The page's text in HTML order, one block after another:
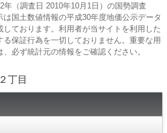
（調査日 2010年10月1日）の国勢調査
は国土数値情報の平成30年度地価公示データ
しております。利用者が当サイトを利用した
る保証行為を一切しておりません。重要な用
必ず統計元の情報をご確認ください。
丁目